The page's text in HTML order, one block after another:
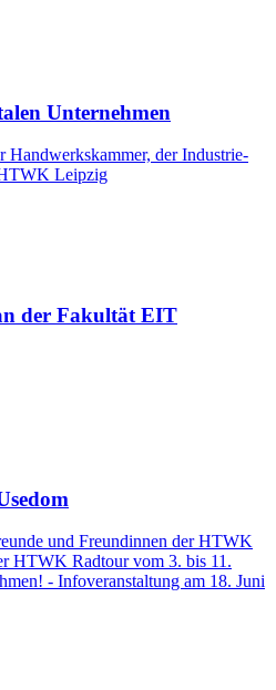
Unternehmen
Handwerkskammer, der Industrie-
Leipzig
der Fakultät EIT
und Freundinnen der HTWK
HTWK Radtour vom 3. bis 11.
- Infoveranstaltung am 18. Juni